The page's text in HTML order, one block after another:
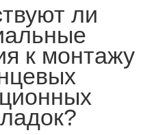
ли
к монтажу